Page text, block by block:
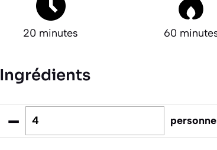
20 minutes 60
Ingrédients
–